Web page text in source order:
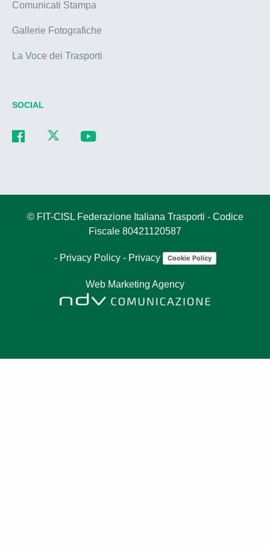
Comunicati Stampa
Gallerie Fotografiche
La Voce dei Trasporti
SOCIAL
© FIT-CISL Federazione Italiana Trasporti - Codice
Fiscale 80421120587
- Privacy Policy - Privacy Cookie Policy
Web Marketing Agency